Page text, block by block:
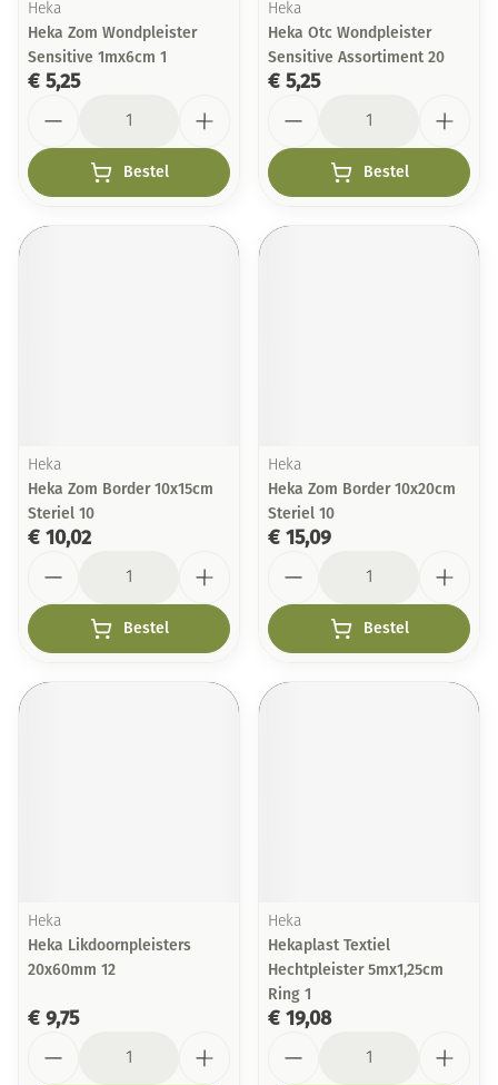
Heka
Heka Zom Wondpleister
Sensitive 1mx6cm 1
€ 5,25
Bestel
Heka
Heka Otc Wondpleister
Sensitive Assortiment 20
€ 5,25
Bestel
Heka
Heka Zom Border 10x15cm
Steriel 10
€ 10,02
Bestel
Heka
Heka Zom Border 10x20cm
Steriel 10
€ 15,09
Bestel
Heka
Heka Likdoornpleisters
20x60mm 12
€ 9,75
Heka
Hekaplast Textiel
Hechtpleister 5mx1,25cm
Ring 1
€ 19,08